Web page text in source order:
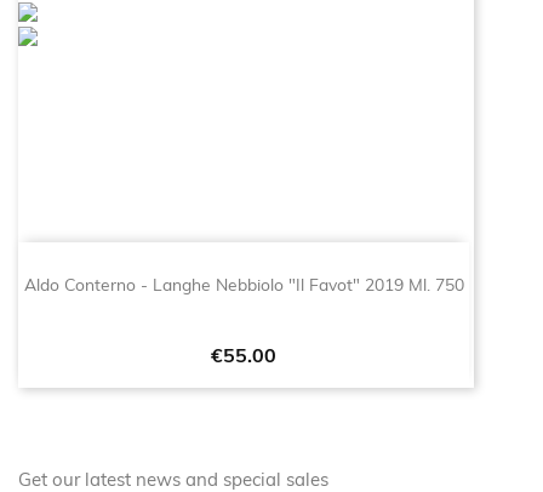
Aldo Conterno - Langhe Nebbiolo "Il Favot" 2019 Ml. 750
Price
€55.00
Get our latest news and special sales